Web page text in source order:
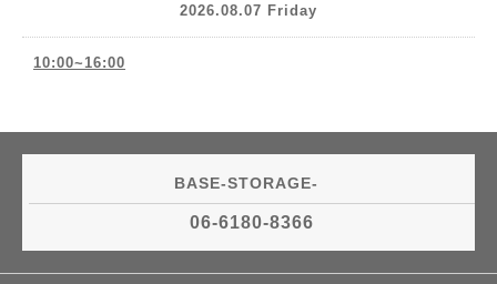
2026.08.07 Friday
10:00~16:00
BASE-STORAGE-
06-6180-8366